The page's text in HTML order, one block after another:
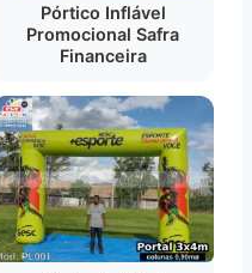
Pórtico Inflável
Promocional Safra
Financeira